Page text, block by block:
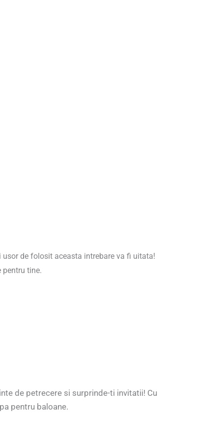
de folosit aceasta intrebare va fi uitata!
pentru tine.
de petrecere si surprinde-ti invitatii! Cu
pentru baloane.